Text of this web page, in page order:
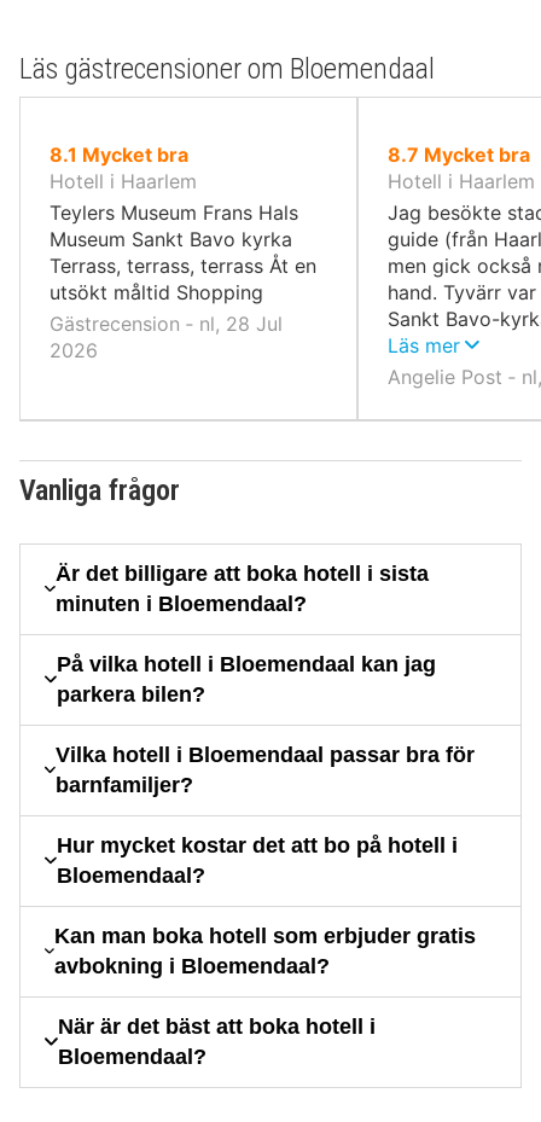
Läs gästrecensioner om Bloemendaal
8.1 av
10,
Mycket bra
Hotell i Haarlem
Teylers Museum Frans Hals
Museum Sankt Bavo kyrka
Terrass, terrass, terrass Åt en
utsökt måltid Shopping
Gästrecension ‐ nl, 28 Jul
2026
8.7 av
10,
Mycket bra
Hotell i Haarlem
Jag besökte
guide (från
men gick också
hand. Tyvärr
Sankt Bavo-
grund av
några gårdar.
och ro mitt i
Läs mer
Angelie Post ‐
Vanliga frågor
Är det billigare att boka hotell i sista
minuten i Bloemendaal?
På vilka hotell i Bloemendaal kan jag
parkera bilen?
Vilka hotell i Bloemendaal passar bra för
barnfamiljer?
Hur mycket kostar det att bo på hotell i
Bloemendaal?
Kan man boka hotell som erbjuder gratis
avbokning i Bloemendaal?
När är det bäst att boka hotell i
Bloemendaal?